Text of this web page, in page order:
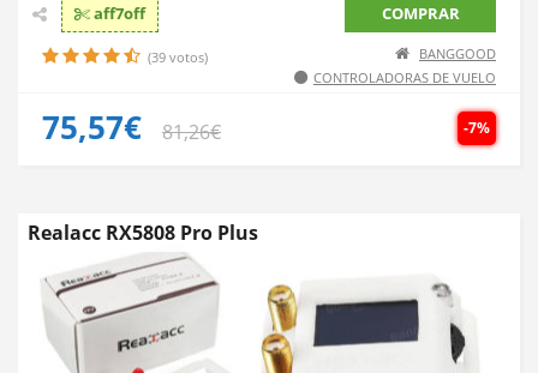
aff7off COMPRAR
(39 votos)
BANGGOOD
CONTROLADORAS DE VUELO
-7%
75,57€ 81,26€
Realacc RX5808 Pro Plus